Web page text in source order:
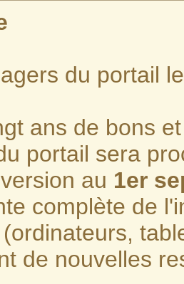
du portail
ans de bons
portail sera
au 1er
complète de
de nouvelles